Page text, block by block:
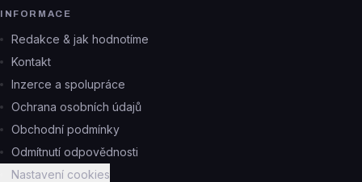
INFORMACE
Redakce & jak hodnotíme
Kontakt
Inzerce a spolupráce
Ochrana osobních údajů
Obchodní podmínky
Odmítnutí odpovědnosti
Nastavení cookies